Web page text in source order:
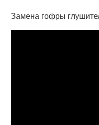
Замена гофры